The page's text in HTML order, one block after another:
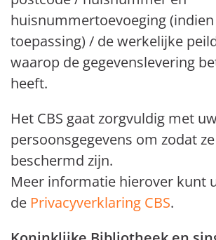
huisnummertoevoeging (indien
toepassing) / de werkelijke
waarop de gegevenslevering
heeft.
Het CBS gaat zorgvuldig met
persoonsgegevens om zodat
beschermd zijn.
Meer informatie hierover kunt
de Privacyverklaring CBS.